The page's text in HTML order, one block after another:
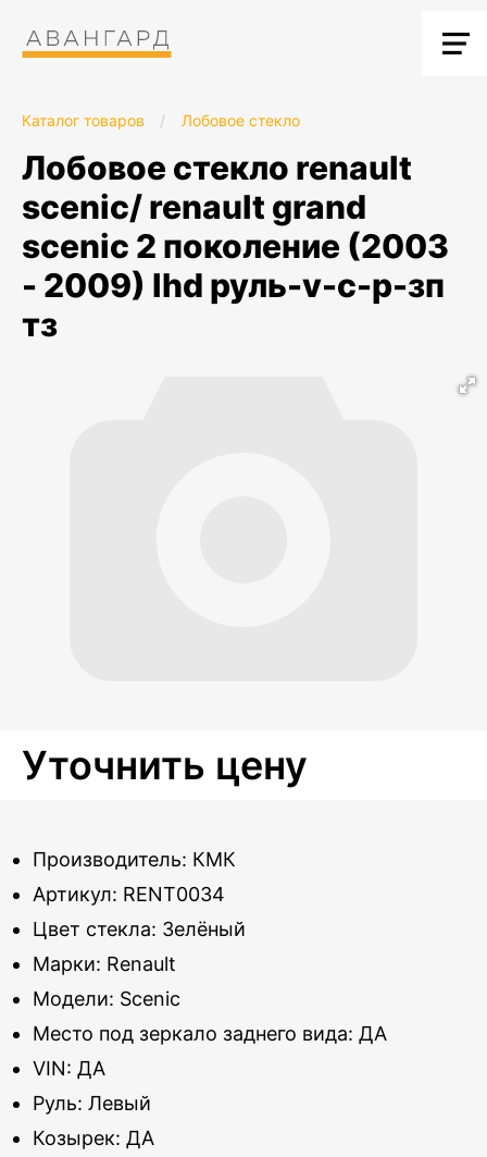
Каталог товаров / Лобовое стекло
лобовое стекло renault
scenic/ renault grand
scenic 2 поколение (2003
- 2009) lhd руль-v-c-p-зп
тз
Уточнить цену
Производитель: КМК
Артикул: RENT0034
Цвет стекла: Зелёный
Марки: Renault
Модели: Scenic
Место под зеркало заднего вида: ДА
VIN: ДА
Руль: Левый
Козырек: ДА